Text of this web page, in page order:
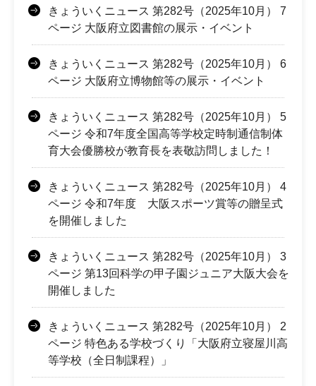
きょういくニュース 第282号（2025年10月） 7
ページ 大阪府立図書館の展示・イベント
きょういくニュース 第282号（2025年10月） 6
ページ 大阪府立博物館等の展示・イベント
きょういくニュース 第282号（2025年10月） 5
ページ 令和7年度全国高等学校定時制通信制体
育大会優勝校が教育長を表敬訪問しました！
きょういくニュース 第282号（2025年10月） 4
ページ 令和7年度 大阪スポーツ賞等の贈呈式
を開催しました
きょういくニュース 第282号（2025年10月） 3
ページ 第13回科学の甲子園ジュニア大阪大会を
開催しました
きょういくニュース 第282号（2025年10月） 2
ページ 特色ある学校づくり「大阪府立寝屋川高
等学校（全日制課程）」